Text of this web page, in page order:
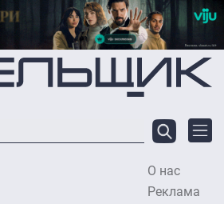
содержанию
О нас
Реклама